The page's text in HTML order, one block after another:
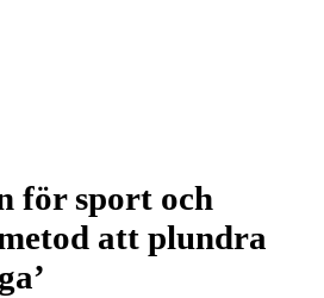
för sport och
att plundra